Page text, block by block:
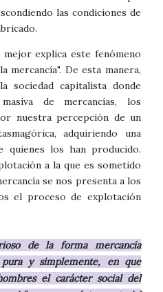
las condiciones de
explica este fenómeno
mercancía". De esta manera,
sociedad capitalista donde
de mercancías, los
nuestra percepción de un
adquiriendo una
quienes los han producido.
a la que es sometido
se nos presenta a los
el proceso de explotación
de la forma mercancía
y simplemente, en que
el carácter social del